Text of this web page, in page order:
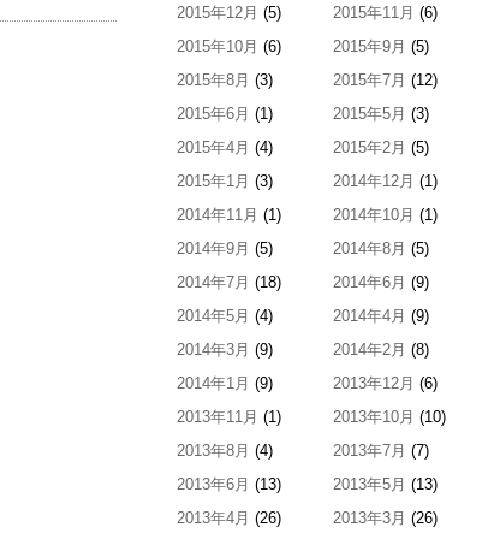
2015年12月 (5) 2015年11月 (6)
2015年10月 (6) 2015年9月 (5)
2015年8月 (3) 2015年7月 (12)
2015年6月 (1) 2015年5月 (3)
2015年4月 (4) 2015年2月 (5)
2015年1月 (3) 2014年12月 (1)
2014年11月 (1) 2014年10月 (1)
2014年9月 (5) 2014年8月 (5)
2014年7月 (18) 2014年6月 (9)
2014年5月 (4) 2014年4月 (9)
2014年3月 (9) 2014年2月 (8)
2014年1月 (9) 2013年12月 (6)
2013年11月 (1) 2013年10月 (10)
2013年8月 (4) 2013年7月 (7)
2013年6月 (13) 2013年5月 (13)
2013年4月 (26) 2013年3月 (26)